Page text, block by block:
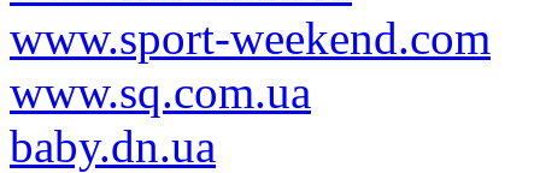
www.sport-weekend.com
www.sq.com.ua
baby.dn.ua